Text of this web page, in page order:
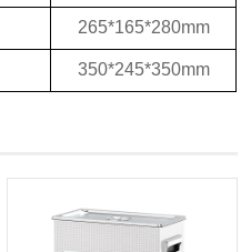
265*165*280mm
350*245*350mm